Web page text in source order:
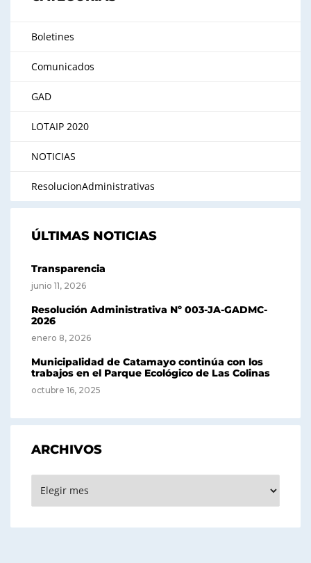
Boletines
Comunicados
GAD
LOTAIP 2020
NOTICIAS
ResolucionAdministrativas
ÚLTIMAS NOTICIAS
Transparencia
junio 11, 2026
Resolución Administrativa Nº 003-JA-GADMC-
2026
enero 8, 2026
Municipalidad de Catamayo continúa con los
trabajos en el Parque Ecológico de Las Colinas
octubre 16, 2025
ARCHIVOS